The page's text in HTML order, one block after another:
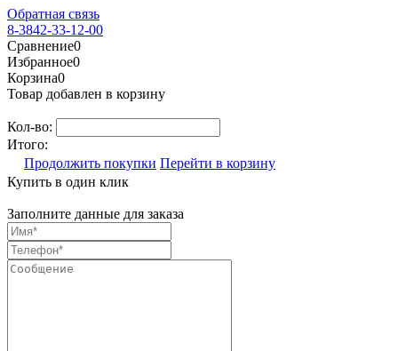
Обратная связь
8-3842-33-12-00
Сравнение0
Избранное0
Корзина0
Товар добавлен в корзину
Кол-во:
Итого:
Продолжить покупки Перейти в корзину
Купить в один клик
Заполните данные для заказа